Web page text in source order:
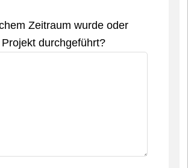
Zeitraum wurde oder
durchgeführt?